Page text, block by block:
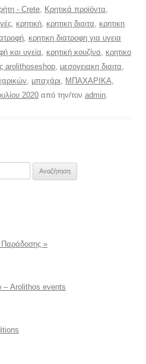
- Crete Κρητικά προϊόντα
κρητική κρητικη διαιτα
κρητικη
κρητικη διατροφη για υγεια
και υγεία κρητική κουζίνα
κρητικο
arolithoseshop μεσογειακη διαιτα
μπαχάρι ΜΠΑΧΑΡΙΚΑ
2020 από την/τον admin
Παράδοσης »
– Arolithos events